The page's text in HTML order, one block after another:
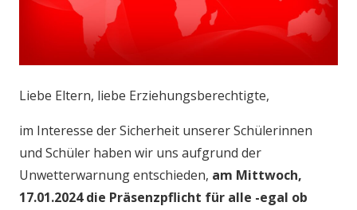
Liebe Eltern, liebe Erziehungsberechtigte,
im Interesse der Sicherheit unserer Schülerinnen
und Schüler haben wir uns aufgrund der
Unwetterwarnung entschieden, am Mittwoch,
17.01.2024 die Präsenzpflicht für alle -egal ob